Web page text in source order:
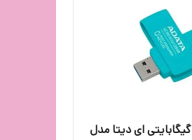
فلش مموری 64 گیگابایتی ای دیتا مدل